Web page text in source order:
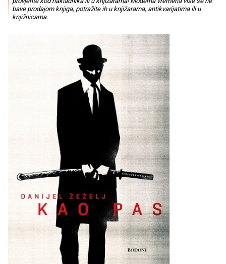
bave prodajom knjiga, potražite ih u knjižarama, antikvarijatima ili u
knjižnicama.